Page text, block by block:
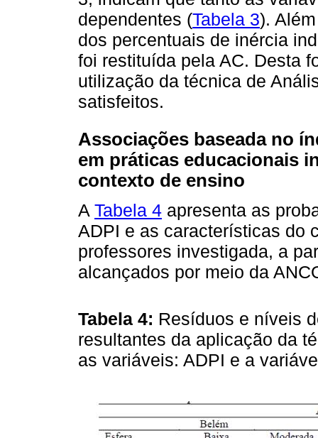
dependentes (Tabela 3).
dos percentuais de inércia
foi restituída pela AC. Desta
utilização da técnica de
satisfeitos.
Associações baseada no
em práticas educacionais
contexto de ensino
A Tabela 4 apresenta as
ADPI e as características do
professores investigada, a
alcançados por meio da
Tabela 4: Resíduos e níveis
resultantes da aplicação da
as variáveis: ADPI e a